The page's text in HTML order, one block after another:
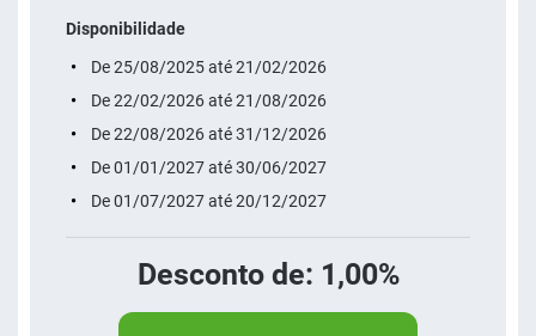
Disponibilidade
De 25/08/2025 até 21/02/2026
De 22/02/2026 até 21/08/2026
De 22/08/2026 até 31/12/2026
De 01/01/2027 até 30/06/2027
De 01/07/2027 até 20/12/2027
Desconto de: 1,00%